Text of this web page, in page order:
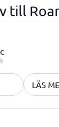
till
LÄS